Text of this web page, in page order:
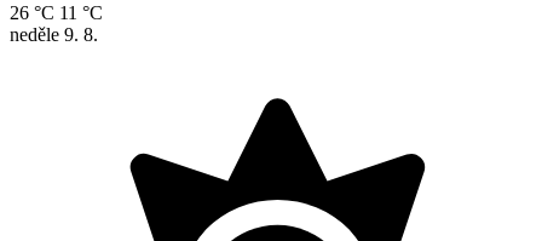
26 °C 11 °C
neděle 9. 8.